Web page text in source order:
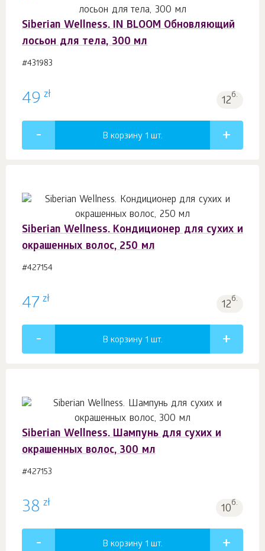
Siberian Wellness. IN BLOOM Обновляющий
лосьон для тела, 300 мл
#431983
49 zł 12б.
В корзину 1 шт.
Siberian Wellness. Кондиционер для сухих и
окрашенных волос, 250 мл
#427154
47 zł 12б.
В корзину 1 шт.
Siberian Wellness. Шампунь для сухих и
окрашенных волос, 300 мл
#427153
38 zł 10б.
В корзину 1 шт.